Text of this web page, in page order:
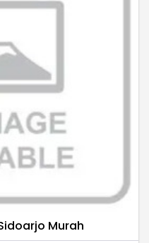
Murah